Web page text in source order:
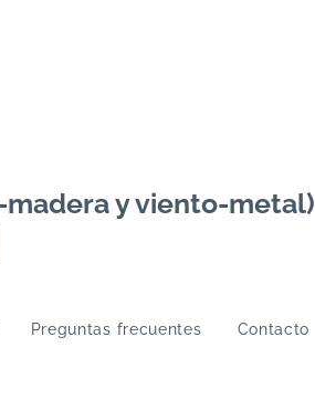
madera y viento-metal)
Preguntas frecuentes Contacto